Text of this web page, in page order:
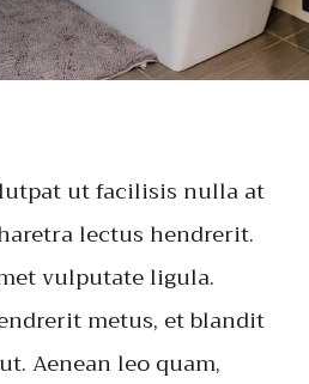
ut facilisis nulla at
lectus hendrerit.
vulputate ligula.
metus, et blandit
Aenean leo quam,